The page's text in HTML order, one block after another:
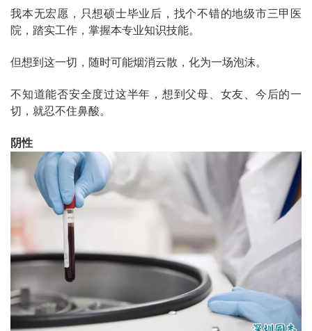
我本无宏愿，只想硕士毕业后，找个不错的地级市三甲医
院，踏实工作，掌握本专业知识技能。
但想到这一切，随时可能烟消云散，化为一场泡沫。
不知道能否安全度过这半年，想到父母、女友、今后的一
切，就忍不住鼻酸。
阴性